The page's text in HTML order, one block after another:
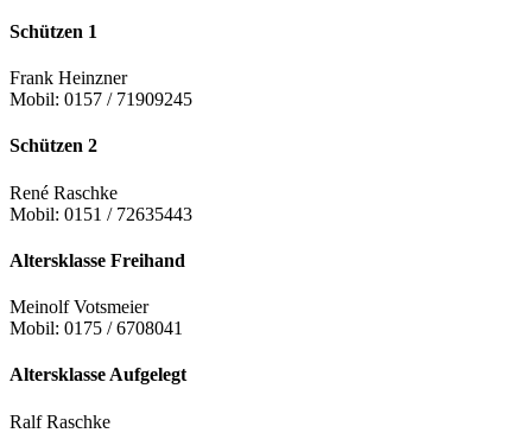
Schützen 1
Frank Heinzner
Mobil: 0157 / 71909245
Schützen 2
René Raschke
Mobil: 0151 / 72635443
Altersklasse Freihand
Meinolf Votsmeier
Mobil: 0175 / 6708041
Altersklasse Aufgelegt
Ralf Raschke